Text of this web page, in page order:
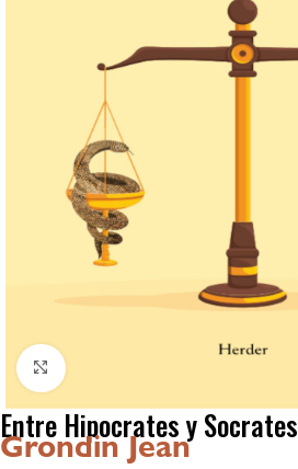
Click to enlarge
Entre Hipocrates y Socrates
Grondin Jean